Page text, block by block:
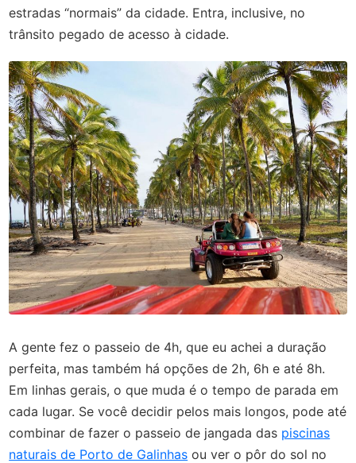
estradas “normais” da cidade. Entra, inclusive, no
trânsito pegado de acesso à cidade.
A gente fez o passeio de 4h, que eu achei a duração
perfeita, mas também há opções de 2h, 6h e até 8h.
Em linhas gerais, o que muda é o tempo de parada em
cada lugar. Se você decidir pelos mais longos, pode até
combinar de fazer o passeio de jangada das piscinas
naturais de Porto de Galinhas ou ver o pôr do sol no